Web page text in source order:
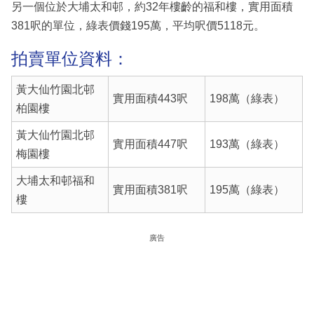
另一個位於大埔太和邨，約32年樓齡的福和樓，實用面積
381呎的單位，綠表價錢195萬，平均呎價5118元。
拍賣單位資料：
黃大仙竹園北邨
柏園樓
實用面積443呎 198萬（綠表）
黃大仙竹園北邨
梅園樓
實用面積447呎 193萬（綠表）
大埔太和邨福和
樓
實用面積381呎 195萬（綠表）
廣告